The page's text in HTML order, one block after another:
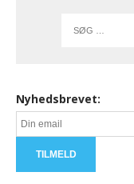
Nyhedsbrevet: